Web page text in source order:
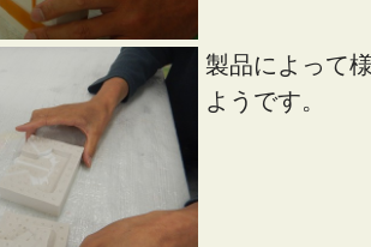
製品によって
ようです。